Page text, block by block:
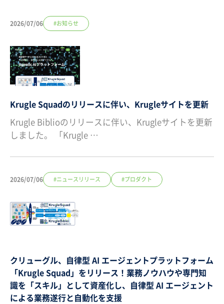
2026/07/06 #お知らせ
Krugle Squadのリリースに伴い、Krugleサイトを更新
Krugle Biblioのリリースに伴い、Krugleサイトを更新
しました。 「Krugle …
2026/07/06 #ニュースリリース #プロダクト
クリューグル、自律型 AI エージェントプラットフォーム
「Krugle Squad」をリリース！業務ノウハウや専門知
識を「スキル」として資産化し、自律型 AI エージェント
による業務遂行と自動化を支援